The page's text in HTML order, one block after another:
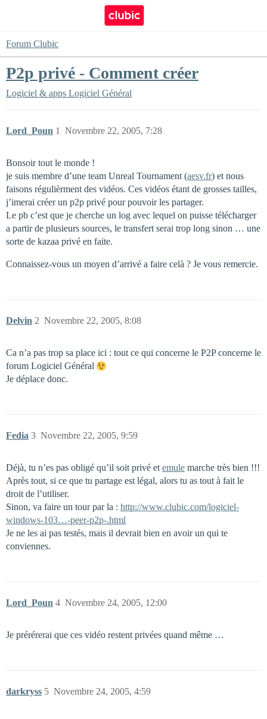
Forum Clubic
P2p privé - Comment créer
Logiciel & apps Logiciel Général
Lord_Poun Novembre 22, 2005, 7:28
1
Bonsoir tout le monde !
je suis membre d’une team Unreal Tournament (aesv.fr) et nous
faisons régulièrment des vidéos. Ces vidéos étant de grosses tailles,
j’imerai créer un p2p privé pour pouvoir les partager.
Le pb c’est que je cherche un log avec lequel on puisse télécharger
a partir de plusieurs sources, le transfert serai trop long sinon … une
sorte de kazaa privé en faite.
Connaissez-vous un moyen d’arrivé a faire celà ? Je vous remercie.
Delvin Novembre 22, 2005, 8:08
2
Ca n’a pas trop sa place ici : tout ce qui concerne le P2P concerne le
forum Logiciel Général
Je déplace donc.
Fedia Novembre 22, 2005, 9:59
3
Déjà, tu n’es pas obligé qu’il soit privé et emule marche très bien !!!
Après tout, si ce que tu partage est légal, alors tu as tout à fait le
droit de l’utiliser.
Sinon, va faire un tour par la : http://www.clubic.com/logiciel-
windows-103…-peer-p2p-.html
Je ne les ai pas testés, mais il devrait bien en avoir un qui te
conviennes.
Lord_Poun Novembre 24, 2005, 12:00
4
Je prérérerai que ces vidéo restent privées quand même …
darkryss Novembre 24, 2005, 4:59
5